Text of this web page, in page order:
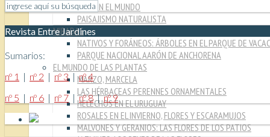
PAISAJISMO EN EL MUNDO
PAISAJISMO NATURALISTA
MIRADAS
NATIVOS Y FORÁNEOS: ÁRBOLES EN EL PARQUE DE
PARQUE NACIONAL AARÓN DE ANCHORENA
EL MUNDO DE LAS PLANTAS
MARZO, MARCELA
LAS HÉRBACEAS PERENNES ORNAMENTALES
HELECHOS EN EL URUGUAY
ROSALES EN EL INVIERNO, FLORES Y ESCARAMUJOS
MALVONES Y GERANIOS: LAS FLORES DE LOS PATIOS
Revista Entre Jardines
Sumarios:
nº 1 | nº 2 | nº 3|nº 4
nº 5 | nº 6 | nº 7|nº 8|nº 9